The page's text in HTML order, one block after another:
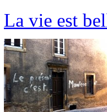
La vie est